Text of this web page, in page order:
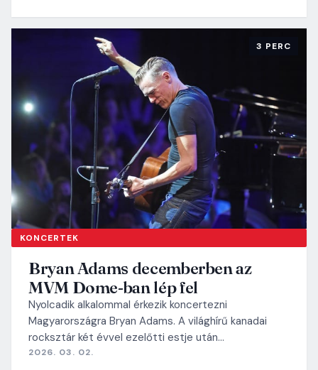
KONCERTEK
3 PERC
Bryan Adams decemberben az
MVM Dome-ban lép fel
Nyolcadik alkalommal érkezik koncertezni
Magyarországra Bryan Adams. A világhírű kanadai
rocksztár két évvel ezelőtti estje után…
2026. 03. 02.